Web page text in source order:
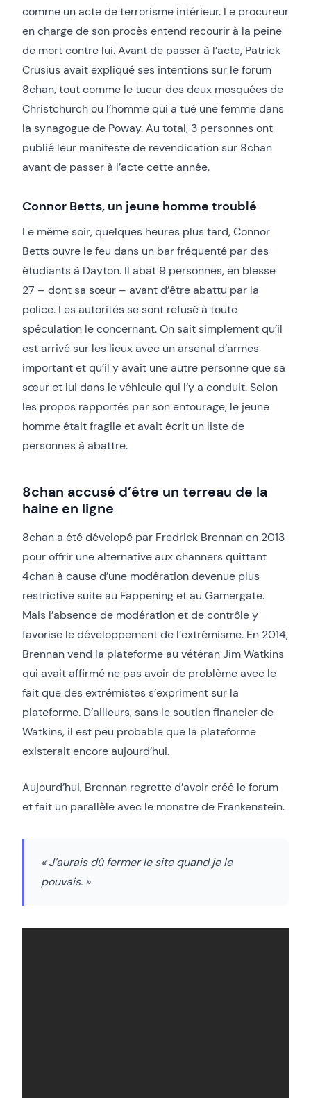
comme un acte de terrorisme intérieur. Le procureur
en charge de son procès entend recourir à la peine
de mort contre lui. Avant de passer à l’acte, Patrick
Crusius avait expliqué ses intentions sur le forum
8chan, tout comme le tueur des deux mosquées de
Christchurch ou l’homme qui a tué une femme dans
la synagogue de Poway. Au total, 3 personnes ont
publié leur manifeste de revendication sur 8chan
avant de passer à l’acte cette année.
Connor Betts, un jeune homme troublé
Le même soir, quelques heures plus tard, Connor
Betts ouvre le feu dans un bar fréquenté par des
étudiants à Dayton. Il abat 9 personnes, en blesse
27 – dont sa sœur – avant d’être abattu par la
police. Les autorités se sont refusé à toute
spéculation le concernant. On sait simplement qu’il
est arrivé sur les lieux avec un arsenal d’armes
important et qu’il y avait une autre personne que sa
sœur et lui dans le véhicule qui l’y a conduit. Selon
les propos rapportés par son entourage, le jeune
homme était fragile et avait écrit un liste de
personnes à abattre.
8chan accusé d’être un terreau de la
haine en ligne
8chan a été dévelopé par Fredrick Brennan en 2013
pour offrir une alternative aux channers quittant
4chan à cause d’une modération devenue plus
restrictive suite au Fappening et au Gamergate.
Mais l’absence de modération et de contrôle y
favorise le développement de l’extrémisme. En 2014,
Brennan vend la plateforme au vétéran Jim Watkins
qui avait affirmé ne pas avoir de problème avec le
fait que des extrémistes s’expriment sur la
plateforme. D’ailleurs, sans le soutien financier de
Watkins, il est peu probable que la plateforme
existerait encore aujourd’hui.
Aujourd’hui, Brennan regrette d’avoir créé le forum
et fait un parallèle avec le monstre de Frankenstein.
« J’aurais dû fermer le site quand je le
pouvais. »